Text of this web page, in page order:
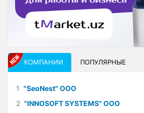
КОМПАНИИ ПОПУЛЯРНЫЕ
1 "SeoNest" ООО
2 "INNOSOFT SYSTEMS" ООО